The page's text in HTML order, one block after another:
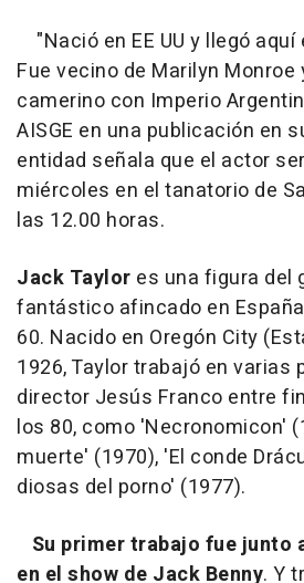
"Nació en EE UU y llegó
Fue vecino de Marilyn
camerino con Imperio
AISGE en una publicación en
entidad señala que el actor
miércoles en el tanatorio de
las 12.00 horas.
Jack Taylor es una figura del
fantástico afincado en
60. Nacido en Oregón City
1926, Taylor trabajó en varias
director Jesús Franco entre
los 80, como 'Necronomicon'
muerte' (1970), 'El conde
diosas del porno' (1977).
Su primer trabajo fue junto
en el show de Jack Benny. Y